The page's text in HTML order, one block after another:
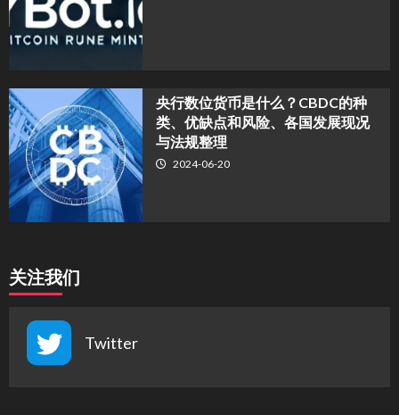
央行数位货币是什么？CBDC的种
类、优缺点和风险、各国发展现况
与法规整理
2024-06-20
关注我们
Twitter